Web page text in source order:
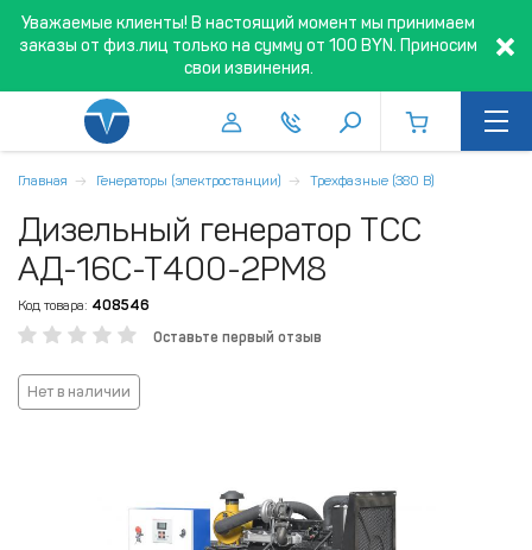
Уважаемые клиенты! В настоящий момент мы принимаем
заказы от физ.лиц только на сумму от 100 BYN. Приносим
свои извинения.
Главная Генераторы (электростанции) Трехфазные (380 В)
Дизельный генератор ТСС
АД-16С-Т400-2РМ8
Код товара: 408546
Оставьте первый отзыв
Нет в наличии